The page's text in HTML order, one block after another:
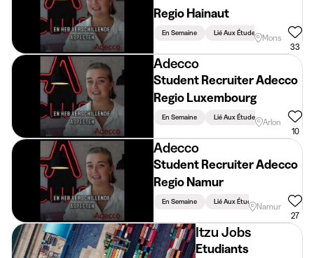
Regio Hainaut
En Semaine Lié Aux Études Mons
33
Adecco
Student Recruiter Adecco
Regio Luxembourg
En Semaine Lié Aux Études Arlon
10
Adecco
Student Recruiter Adecco
Regio Namur
En Semaine Lié Aux ÉtudesNamur
27
Itzu Jobs
Etudiants